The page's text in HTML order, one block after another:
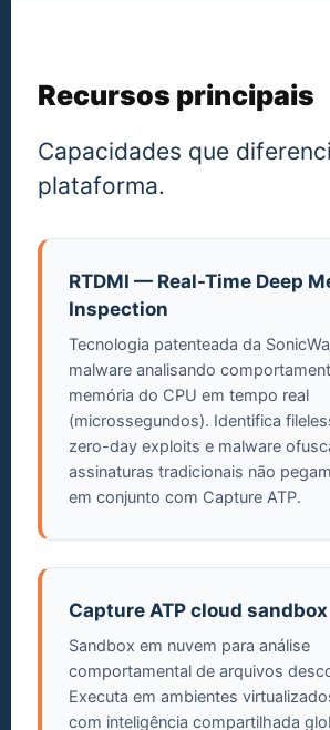
Recursos principais
Capacidades que
plataforma.
RTDMI — Real-Time Deep
Inspection
Tecnologia patenteada da
malware analisando
memória do CPU em tempo real
(microssegundos). Identifica
zero-day exploits e malware
assinaturas tradicionais não
em conjunto com Capture ATP.
Capture ATP cloud sandbox
Sandbox em nuvem para análise
comportamental de arquivos
Executa em ambientes
com inteligência compartilhada